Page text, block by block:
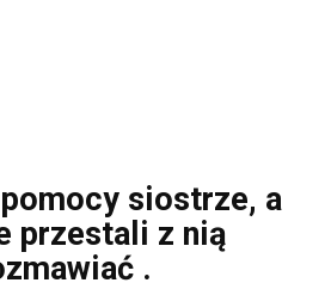
pomocy siostrze, a
przestali z nią
.